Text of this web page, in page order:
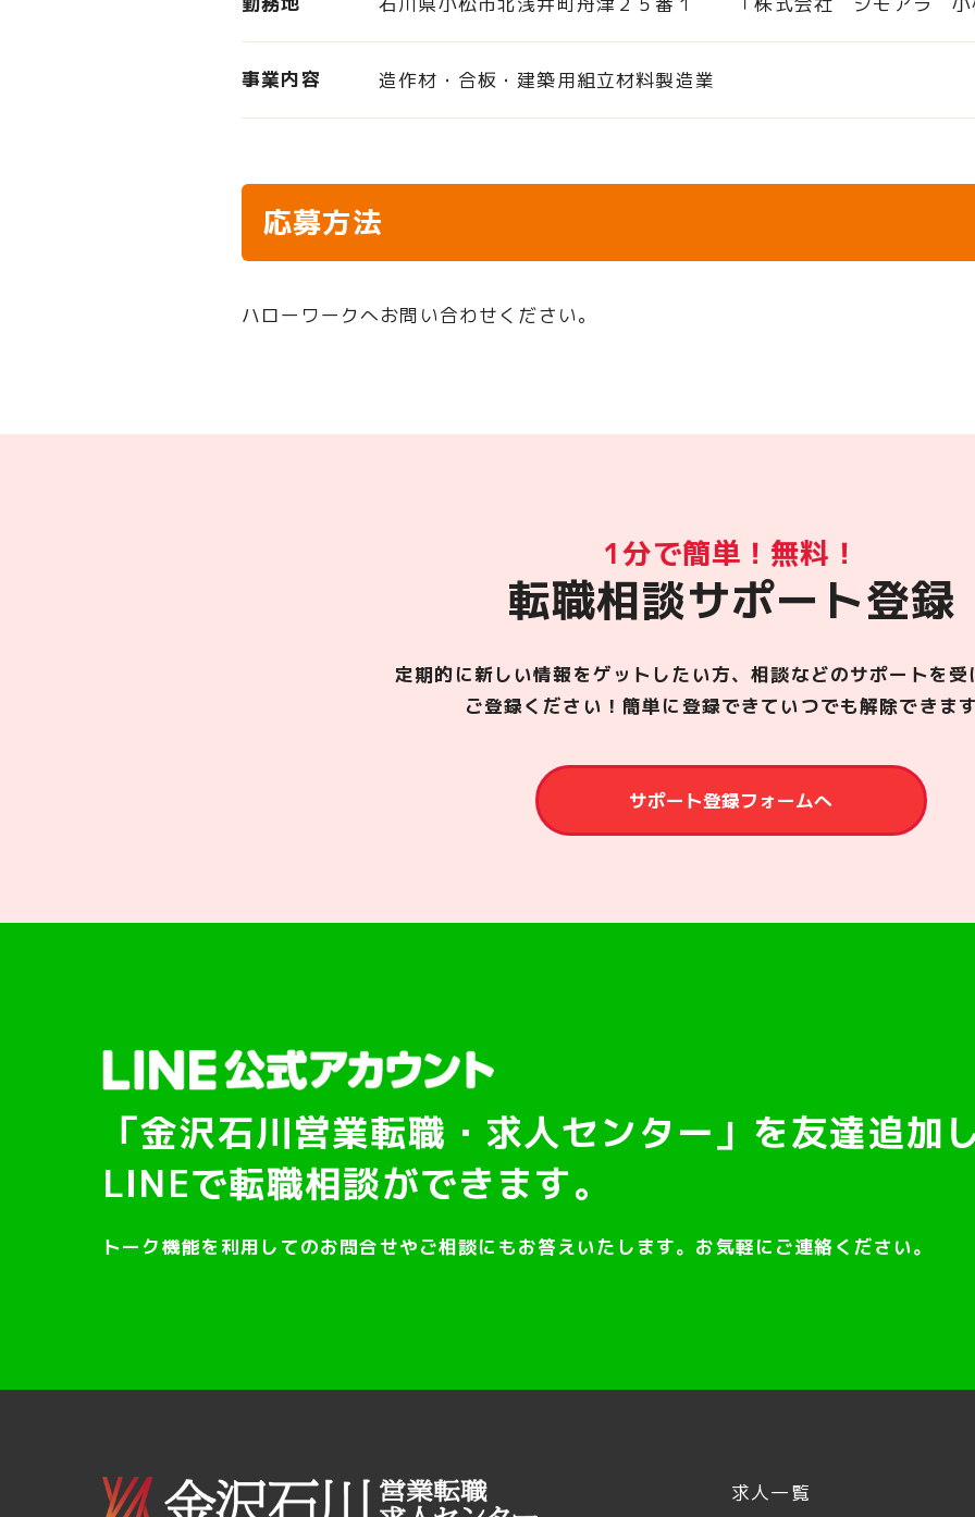
事業内容 造作材・合板・建築用組立材料製造業
応募方法
ハローワークへお問い合わせください。
1分で簡単！無料！
転職相談サポート登録
定期的に新しい情報をゲットしたい方、相談などのサポートを受
ご登録ください！簡単に登録できていつでも解除できます
サポート登録フォームへ
「金沢石川営業転職・求人センター」を友達追加
LINEで転職相談ができます。
トーク機能を利用してのお問合せやご相談にもお答えいたします。お気軽にご連絡ください。
求人一覧